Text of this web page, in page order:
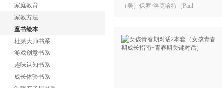
家庭教育
家教方法
童书绘本
杜莱大师书系
游戏创意书系
趣味认知书系
成长体验书系
（中国科学院院士严加安、斯坦福大
（美）保罗·洛克哈特（Paul